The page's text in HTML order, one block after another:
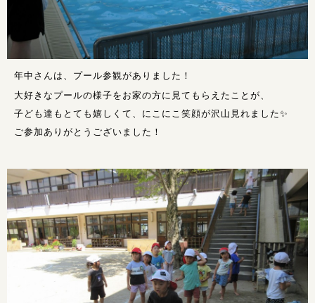
年中さんは、プール参観がありました！
大好きなプールの様子をお家の方に見てもらえたことが、
子ども達もとても嬉しくて、にこにこ笑顔が沢山見れました✨
ご参加ありがとうございました！